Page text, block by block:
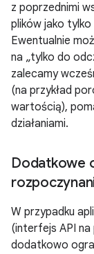
z poprzednimi
plików jako
Ewentualnie
na „tylko do
zalecamy
(na przykład
wartością),
działaniami.
Dodatkowe
W przypadku
(interfejs API
dodatkowo